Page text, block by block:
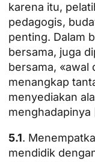
karena itu,
pedagogis,
penting. Dalam
bersama, juga
bersama, «awal
menangkap
menyediakan
menghadapinya
5.1.
mendidik